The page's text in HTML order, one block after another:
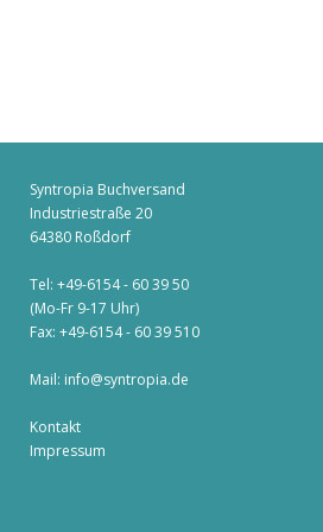
Syntropia Buchversand
Industriestraße 20
64380 Roßdorf
Tel: +49-6154 - 60 39 50
(Mo-Fr 9-17 Uhr)
Fax: +49-6154 - 60 39 510
Mail: info@syntropia.de
Kontakt
Impressum